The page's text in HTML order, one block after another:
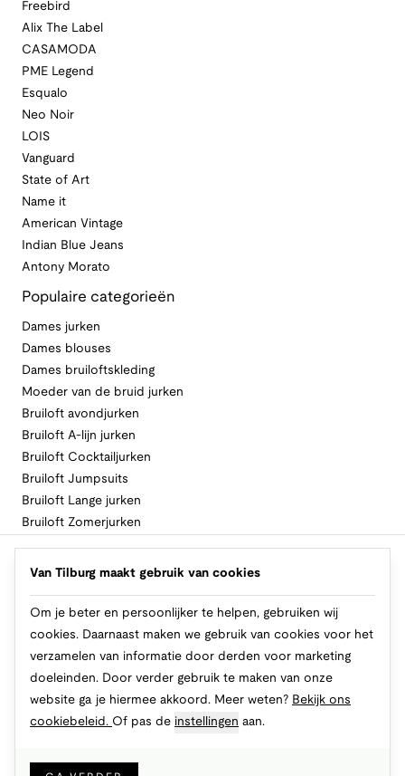
Freebird
Alix The Label
CASAMODA
PME Legend
Esqualo
Neo Noir
LOIS
Vanguard
State of Art
Name it
American Vintage
Indian Blue Jeans
Antony Morato
Populaire categorieën
Dames jurken
Dames blouses
Dames bruiloftskleding
Moeder van de bruid jurken
Bruiloft avondjurken
Bruiloft A-lijn jurken
Bruiloft Cocktailjurken
Bruiloft Jumpsuits
Bruiloft Lange jurken
Bruiloft Zomerjurken
Volg Van Tilburg
Van Tilburg maakt gebruik van cookies
Om je beter en persoonlijker te helpen, gebruiken wij
cookies. Daarnaast maken we gebruik van cookies voor het
verzamelen van informatie door derden voor marketing
doeleinden. Door verder gebruik te maken van onze
website ga je hiermee akkoord. Meer weten? Bekijk ons
cookiebeleid. Of pas de instellingen aan.